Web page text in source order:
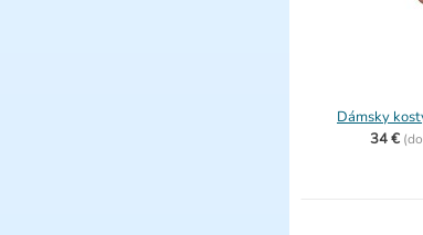
Dámsky
34 € (